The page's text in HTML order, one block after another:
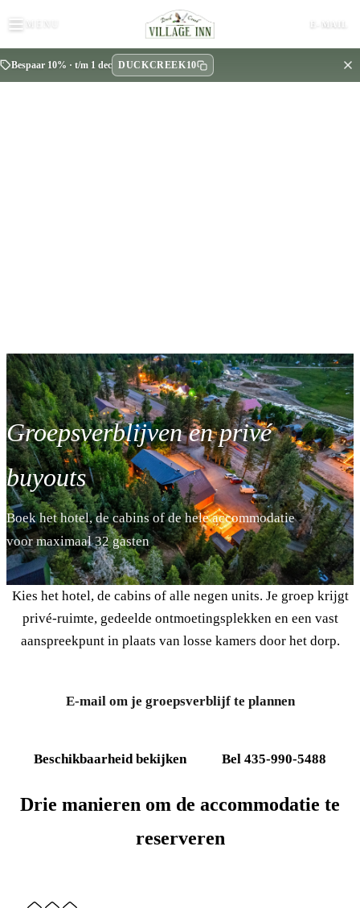
MENU E-MAIL
Bespaar 10% · t/m 1 dec DUCKCREEK10
Groepsverblijven en privé
buyouts
Boek het hotel, de cabins of de hele accommodatie
voor maximaal 32 gasten
Kies het hotel, de cabins of alle negen units. Je groep krijgt
privé-ruimte, gedeelde ontmoetingsplekken en een vast
aanspreekpunt in plaats van losse kamers door het dorp.
E-mail om je groepsverblijf te plannen
Beschikbaarheid bekijken Bel 435-990-5488
Drie manieren om de accommodatie te
reserveren